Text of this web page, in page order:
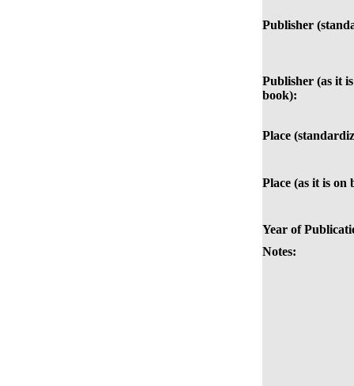
Publisher
Publisher (as it
book):
Place
Place (as it is on
Year of
Notes: